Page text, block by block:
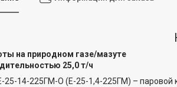
на природном газе/мазуте
25,0 т/ч
25-14-225ГМ-О (Е-25-1,4-225ГМ) – паровой